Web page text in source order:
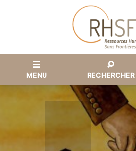
MENU RECHERCHER